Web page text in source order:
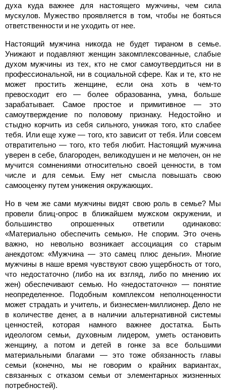
духа куда важнее для настоящего мужчины, чем сила
мускулов. Мужество проявляется в том, чтобы не бояться
ответственности и не уходить от нее.
Настоящий мужчина никогда не будет тираном в семье.
Унижают и подавляют женщин закомплексованные, слабые
духом мужчины из тех, кто не смог самоутвердиться ни в
профессиональной, ни в социальной сфере. Как и те, кто не
может простить женщине, если она хоть в чем-то
превосходит его — более образованна, умна, больше
зарабатывает. Самое простое и примитивное — это
самоутверждение по половому признаку. Недостойно и
стыдно корчить из себя сильного, унижая того, кто слабее
тебя. Или еще хуже — того, кто зависит от тебя. Или совсем
отвратительно — того, кто тебя любит. Настоящий мужчина
уверен в себе, благороден, великодушен и не мелочен, он не
мучится сомнениями относительно своей ценности, в том
числе и для семьи. Ему нет смысла повышать свою
самооценку путем унижения окружающих.
Но в чем же сами мужчины видят свою роль в семье? Мы
провели блиц-опрос в ближайшем мужском окружении, и
большинство опрошенных ответили одинаково:
«Материально обеспечить семью». Не спорим. Это очень
важно, но невольно возникает ассоциация со старым
анекдотом: «Мужчина — это самец плюс деньги». Многие
мужчины в наше время чувствуют свою ущербность от того,
что недостаточно (либо на их взгляд, либо по мнению их
жен) обеспечивают семью. Но «недостаточно» — понятие
неопределенное. Подобным комплексом неполноценности
может страдать и учитель, и бизнесмен-миллионер. Дело не
в количестве денег, а в наличии альтернативной системы
ценностей, которая намного важнее достатка. Быть
идеологом семьи, духовным лидером, уметь остановить
женщину, а потом и детей в гонке за все большими
материальными благами — это тоже обязанность главы
семьи (конечно, мы не говорим о крайних вариантах,
связанных с отказом семьи от элементарных жизненных
потребностей).